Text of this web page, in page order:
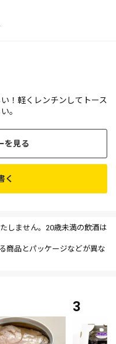
！軽くレンチンしてトース
。
を見る
く
しません。20歳未満の飲酒は
商品とパッケージなどが異な